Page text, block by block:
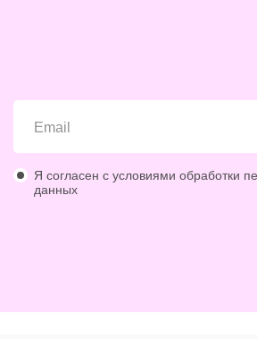
Я согласен с условиями обработки
данных